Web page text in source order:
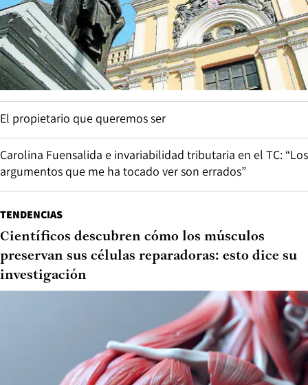
El propietario que queremos ser
Carolina Fuensalida e invariabilidad tributaria en el TC: “Los
argumentos que me ha tocado ver son errados”
TENDENCIAS
Científicos descubren cómo los músculos
preservan sus células reparadoras: esto dice su
investigación